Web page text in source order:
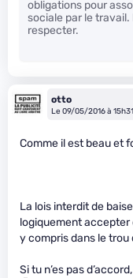
obligations pour
sociale par le travail.
respecter.
otto
Le 09/05/2016 à 15h31
Comme il est beau et
La lois interdit de
logiquement accepter
y compris dans le
Si tu n’es pas